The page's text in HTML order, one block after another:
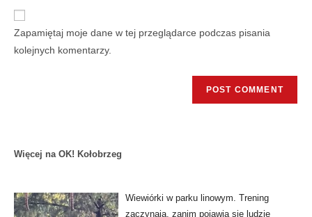
Zapamiętaj moje dane w tej przeglądarce podczas pisania
kolejnych komentarzy.
Więcej na OK! Kołobrzeg
Wiewiórki w parku linowym. Trening
zaczynają, zanim pojawią się ludzie